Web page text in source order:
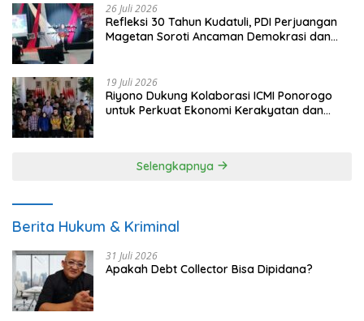
26 Juli 2026
Refleksi 30 Tahun Kudatuli, PDI Perjuangan
Magetan Soroti Ancaman Demokrasi dan
19 Juli 2026
Riyono Dukung Kolaborasi ICMI Ponorogo
untuk Perkuat Ekonomi Kerakyatan dan
Selengkapnya
Berita Hukum & Kriminal
31 Juli 2026
Apakah Debt Collector Bisa Dipidana?